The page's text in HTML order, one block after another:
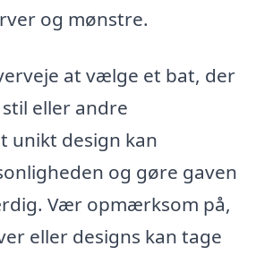
og mønstre.
at vælge et bat, der
eller andre
unikt design kan
og gøre gaven
Vær opmærksom på,
eller designs kan tage